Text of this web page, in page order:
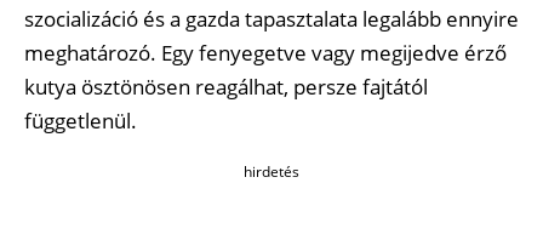
szocializáció és a gazda tapasztalata legalább ennyire
meghatározó. Egy fenyegetve vagy megijedve érző
kutya ösztönösen reagálhat, persze fajtától
függetlenül.
hirdetés